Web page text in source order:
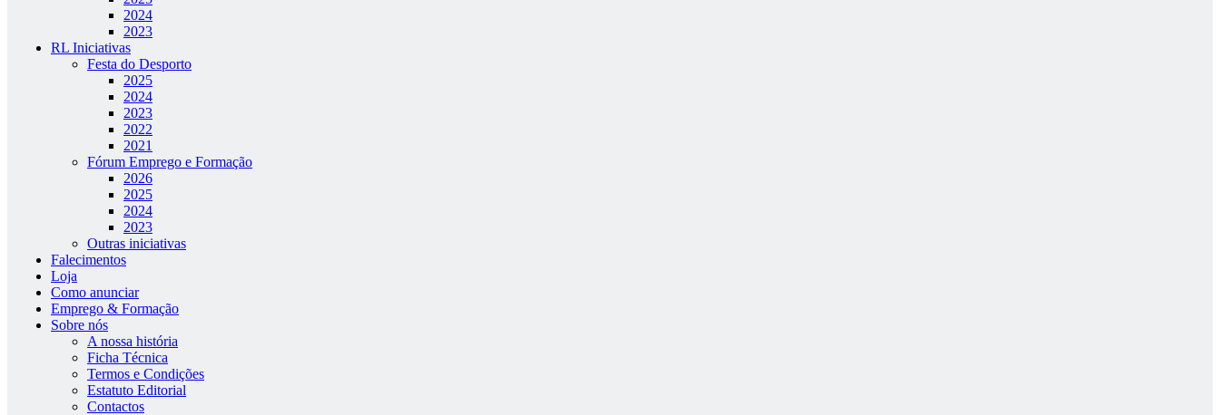
2024
2023
RL Iniciativas
Festa do Desporto
2025
2024
2023
2022
2021
Fórum Emprego e Formação
2026
2025
2024
2023
Outras iniciativas
Falecimentos
Loja
Como anunciar
Emprego & Formação
Sobre nós
A nossa história
Ficha Técnica
Termos e Condições
Estatuto Editorial
Contactos